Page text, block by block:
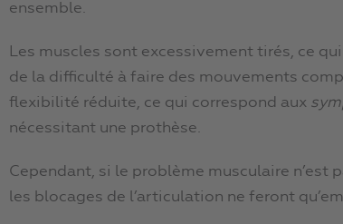
ensemble.
Les muscles sont excessivement tirés, ce
de la difficulté à faire des mouvements
flexibilité réduite, ce qui correspond aux
nécessitant une prothèse.
Cependant, si le problème musculaire
les blocages de l’articulation ne feront